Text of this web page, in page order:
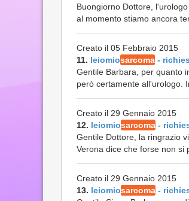
Buongiorno Dottore,
al momento stiamo ancora
Creato il 05 Febbraio 2015
11. leiomiosarcoma -
Gentile Barbara, per quanto
però certamente all'urologo.
Creato il 29 Gennaio 2015
12. leiomiosarcoma -
Gentile Dottore, la ringrazio
Verona dice che forse non si
Creato il 29 Gennaio 2015
13. leiomiosarcoma -